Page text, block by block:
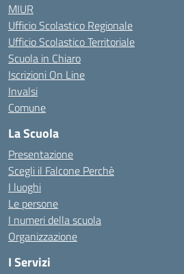
MIUR
Ufficio Scolastico Regionale
Ufficio Scolastico Territoriale
Scuola in Chiaro
Iscrizioni On Line
Invalsi
Comune
La Scuola
Presentazione
Scegli il Falcone Perchè
I luoghi
Le persone
I numeri della scuola
Organizzazione
I Servizi